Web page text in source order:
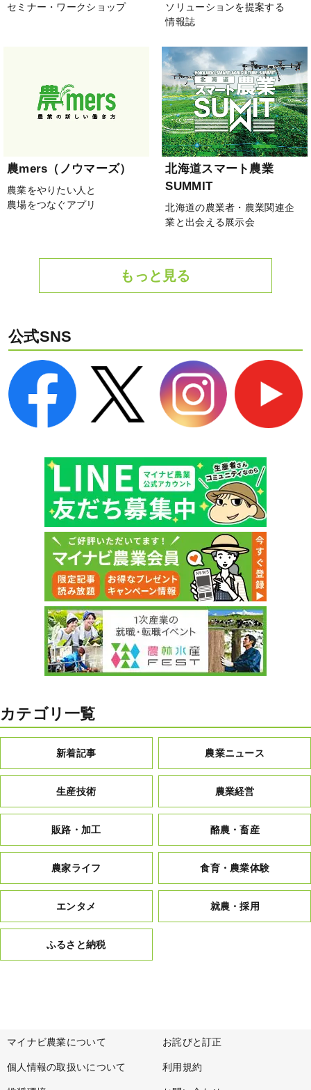
セミナー・ワークショップ
ソリューションを提案する
情報誌
農mers（ノウマーズ）
農業をやりたい人と
農場をつなぐアプリ
北海道スマート農業
SUMMIT
北海道の農業者・農業関連企
業と出会える展示会
もっと見る
公式SNS
カテゴリ一覧
新着記事 農業ニュース
生産技術 農業経営
販路・加工 酪農・畜産
農家ライフ 食育・農業体験
エンタメ 就農・採用
ふるさと納税
マイナビ農業について お詫びと訂正
個人情報の取扱いについて 利用規約